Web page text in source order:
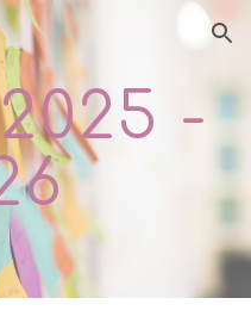
Skip to navigation
-